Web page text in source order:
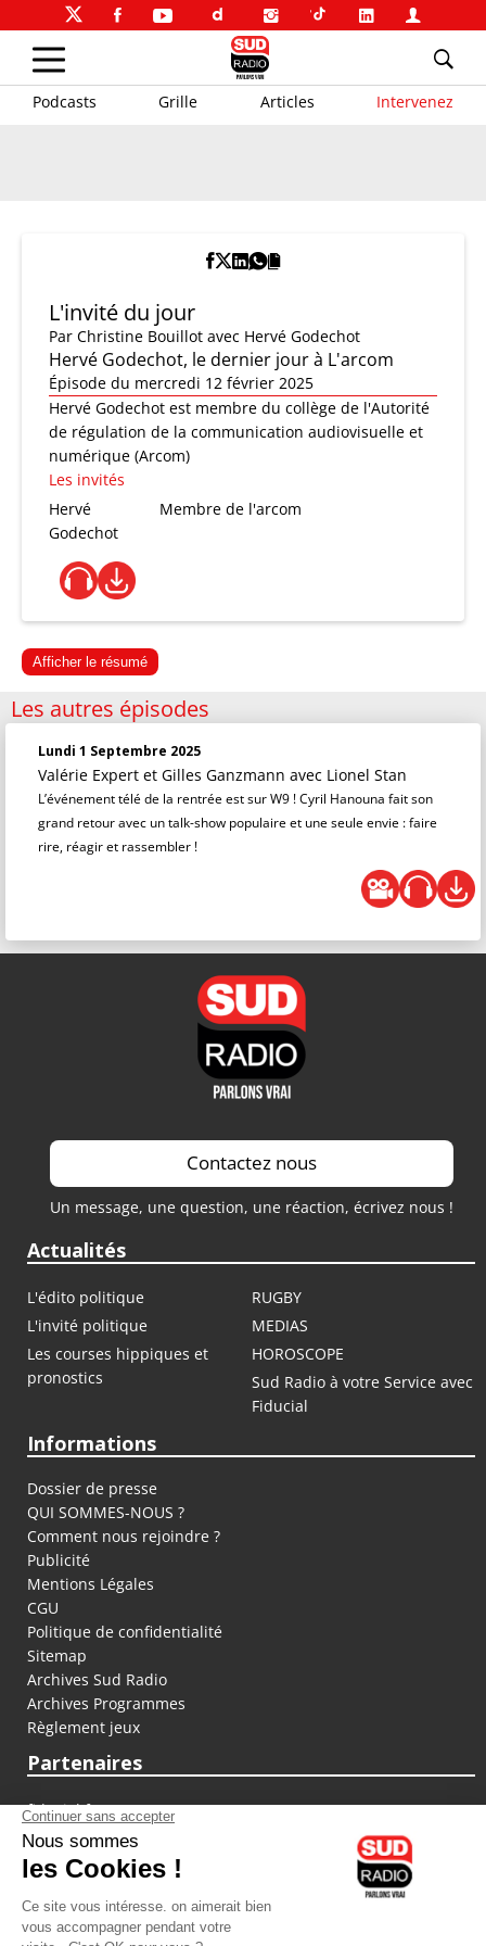
Podcasts Grille Articles Intervenez
L'invité du jour
Par Christine Bouillot avec Hervé Godechot
Hervé Godechot, le dernier jour à L'arcom
Épisode du mercredi 12 février 2025
Hervé Godechot est membre du collège de l'Autorité
de régulation de la communication audiovisuelle et
numérique (Arcom)
Les invités
Hervé
Godechot
Membre de l'arcom
Afficher le résumé
Les autres épisodes
Lundi 1 Septembre 2025
Valérie Expert et Gilles Ganzmann avec Lionel Stan
L’événement télé de la rentrée est sur W9 ! Cyril Hanouna fait son
grand retour avec un talk-show populaire et une seule envie : faire
rire, réagir et rassembler !
Contactez nous
Un message, une question, une réaction, écrivez nous !
Actualités
L'édito politique
RUGBY
L'invité politique
MEDIAS
Les courses hippiques et
pronostics
HOROSCOPE
Sud Radio à votre Service avec
Fiducial
Informations
Dossier de presse
QUI SOMMES-NOUS ?
Comment nous rejoindre ?
Publicité
Mentions Légales
CGU
Politique de confidentialité
Sitemap
Archives Sud Radio
Archives Programmes
Règlement jeux
Partenaires
fiducial.fr
lyoncapitale.fr
olympique-et-lyonnais.com
L'application Iphone / Android